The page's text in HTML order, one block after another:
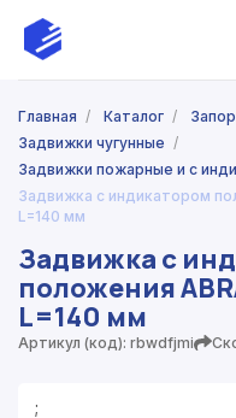
Главная / Каталог /
Задвижки чугунные /
Задвижки пожарные и с
Задвижка с индикатором
L=140 мм
Задвижка с
положения
L=140 мм
Артикул (код): rbwdfjmi
;